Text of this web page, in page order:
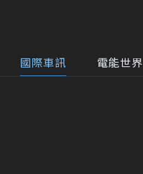
國際車訊 電能世界